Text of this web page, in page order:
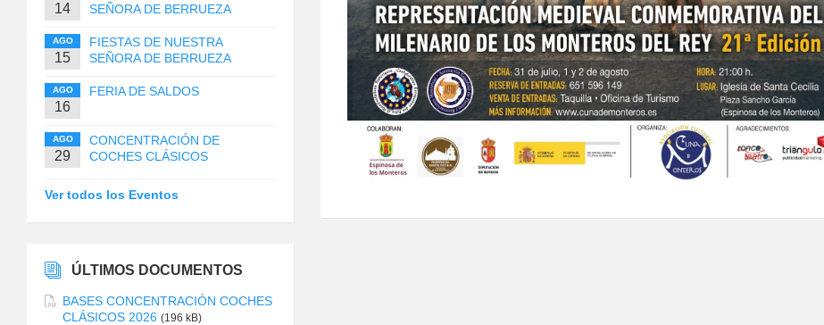
14
SEÑORA DE BERRUEZA
AGO
15
FIESTAS DE NUESTRA
SEÑORA DE BERRUEZA
AGO
16
FERIA DE SALDOS
AGO
29
CONCENTRACIÓN DE
COCHES CLÁSICOS
Ver todos los Eventos
ÚLTIMOS DOCUMENTOS
BASES CONCENTRACIÓN COCHES
CLÁSICOS 2026 (196 kB)